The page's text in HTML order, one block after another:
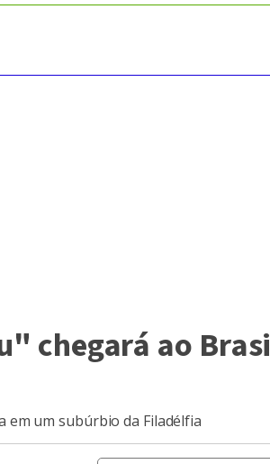
chegará ao
em um subúrbio da Filadélfia